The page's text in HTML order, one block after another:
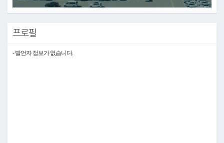
Video
프로필
- 발언자 정보가 없습니다.